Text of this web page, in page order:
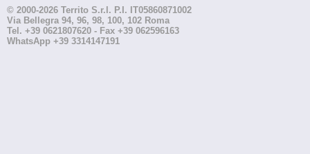
© 2000-2026 Territo S.r.l. P.I. IT05860871002
Via Bellegra 94, 96, 98, 100, 102 Roma
Tel. +39 0621807620 - Fax +39 062596163
WhatsApp +39 3314147191